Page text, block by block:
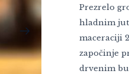
Prezrelo
hladnim
maceraciji
započinje
drvenim